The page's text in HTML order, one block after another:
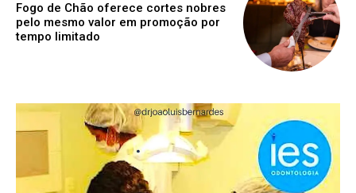
Fogo de Chão oferece cortes nobres
pelo mesmo valor em promoção por
tempo limitado